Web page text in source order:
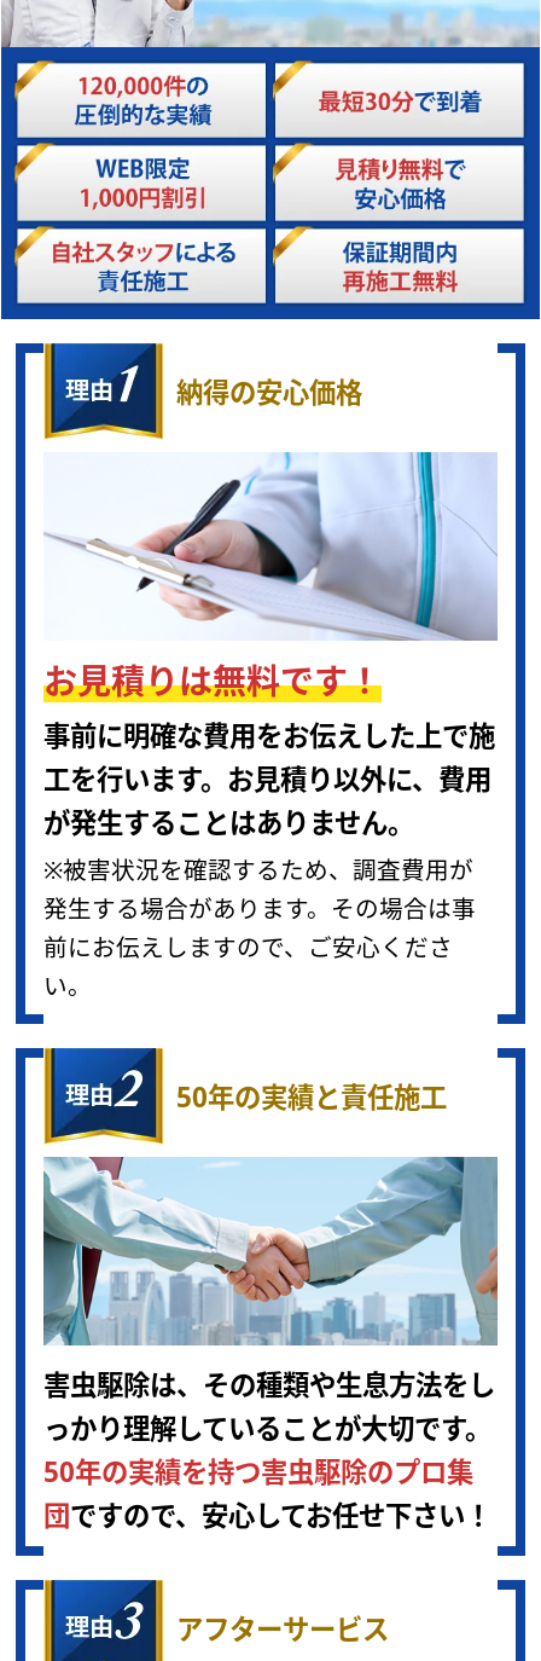
納得の安心価格
お見積りは無料です！
事前に明確な費用をお伝えした上で施
工を行います。お見積り以外に、費用
が発生することはありません。
※被害状況を確認するため、調査費用が
発生する場合があります。その場合は事
前にお伝えしますので、ご安心くださ
い。
50年の実績と責任施工
害虫駆除は、その種類や生息方法をし
っかり理解していることが大切です。
50年の実績を持つ害虫駆除のプロ集
団ですので、安心してお任せ下さい！
アフターサービス